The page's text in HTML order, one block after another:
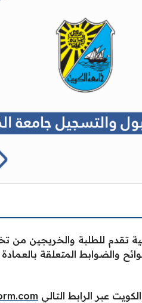
تقدم للطلبة والخريجين من
والضوابط المتعلقة
عبر الرابط التالي